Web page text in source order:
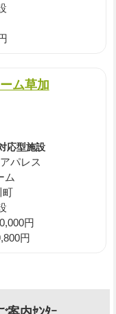
ム草加
応型施設
パレス
ム
町
円
円